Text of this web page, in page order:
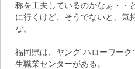
称を工夫しているのかなぁ・・
に行くけど、そうでないと、気
な。
福岡県は、ヤング ハローワー
生職業センターがある。